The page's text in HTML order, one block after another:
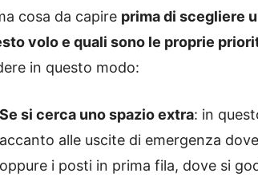
cosa da capire prima di scegliere
volo e quali sono le proprie
in questo modo:
Se si cerca uno spazio extra: in
accanto alle uscite di emergenza
oppure i posti in prima fila, dove si